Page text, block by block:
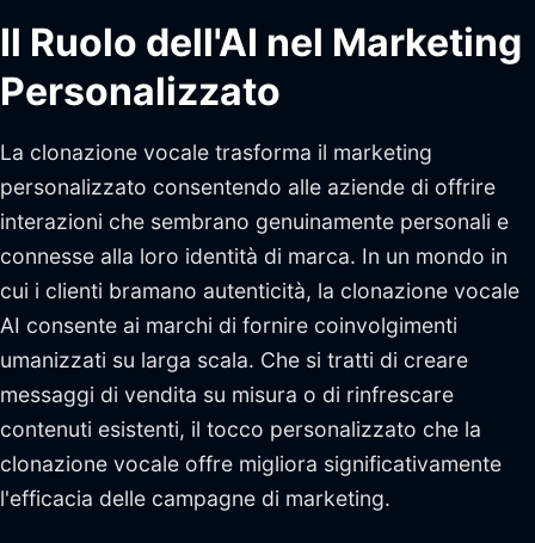
Il Ruolo dell'AI nel Marketing
Personalizzato
La clonazione vocale trasforma il marketing
personalizzato consentendo alle aziende di offrire
interazioni che sembrano genuinamente personali e
connesse alla loro identità di marca. In un mondo in
cui i clienti bramano autenticità, la clonazione vocale
AI consente ai marchi di fornire coinvolgimenti
umanizzati su larga scala. Che si tratti di creare
messaggi di vendita su misura o di rinfrescare
contenuti esistenti, il tocco personalizzato che la
clonazione vocale offre migliora significativamente
l'efficacia delle campagne di marketing.